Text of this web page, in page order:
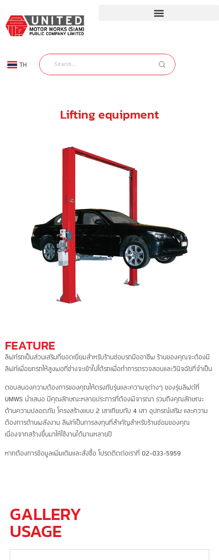
TH
EN
Lifting equipment
FEATURE
ลิฟท์รถเป็นส่วนเสริมที่ยอดเยี่ยมสำหรับร้านซ่อมรถมืออาชีพ ร้านของคุณจะต้องมี
ลิฟท์เพื่อยกรถให้สูงพอที่ช่างจะเข้าไปใต้รถเพื่อทำการตรวจสอบและวินิจฉัยที่จำเป็น
ตอบสนองความต้องการของคุณให้ตรงกับรุ่นและความจุต่างๆ ของรุ่นลิฟต์ที่
UMWS นำเสนอ มีคุณลักษณะหลายประการที่ต้องพิจารณา รวมถึงคุณลักษณะ
ด้านความปลอดภัย โครงสร้างแบบ 2 เสาเทียบกับ 4 เสา อุปกรณ์เสริม และความ
ต้องการด้านพลังงาน ลิฟท์เป็นการลงทุนที่สำคัญสำหรับร้านซ่อมของคุณ
เนื่องจากสร้างขึ้นมาให้ใช้งานได้นานหลายปี
หากต้องการข้อมูลเพิ่มเติมและสั่งซื้อ โปรดติดต่อเราที่ 02-033-5959
GALLERY
USAGE